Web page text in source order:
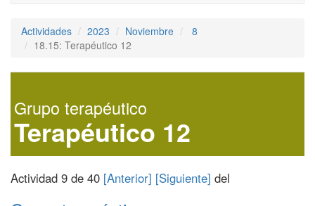
Actividades 2023 Noviembre
8
18.15: Terapéutico 12
Grupo terapéutico
Terapéutico 12
Actividad 9 de 40 [Anterior] [Siguiente] del